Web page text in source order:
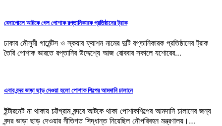
বেনাপোলে আটকে গেল পোশাক রপ্তানিকারক প্রতিষ্ঠানের ট্রাক
ঢাকার মৌসুমী গার্মেন্টস ও স্কয়ার ফ্যাশন নামের দুটি রপ্তানিকারক প্রতিষ্ঠানের ট্রাক
তৈরি পোশাক ভারতে রপ্তানির উদ্দেশ্যে আজ রোববার সকালে যশোরের…
এবার বন্দর ভাড়া ছাড় দেওয়া হলো পোশাক শিল্পের আমদানি চালানে
ইন্টারনেট না থাকায় চট্টগ্রাম বন্দরে আটকে থাকা পোশাকশিল্পের আমদানি চালানের জন্য
বন্দর ভাড়া ছাড় দেওয়ার নীতিগত সিদ্ধান্ত নিয়েছিল নৌপরিবহন মন্ত্রণালয়।…